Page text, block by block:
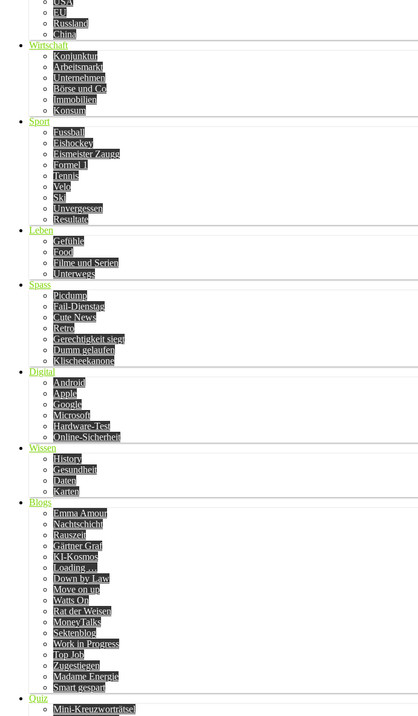
EU
Russland
China
Wirtschaft
Konjunktur
Arbeitsmarkt
Unternehmen
Börse und Co
Immobilien
Konsum
Sport
Fussball
Eishockey
Eismeister Zaugg
Formel 1
Tennis
Velo
Ski
Unvergessen
Resultate
Leben
Gefühle
Food
Filme und Serien
Unterwegs
Spass
Picdump
Fail-Dienstag
Cute News
Retro
Gerechtigkeit siegt
Dumm gelaufen
Klischeekanone
Digital
Android
Apple
Google
Microsoft
Hardware-Test
Online-Sicherheit
Wissen
History
Gesundheit
Daten
Karten
Blogs
Emma Amour
Nachtschicht
Rauszeit
Gärtner Graf
KI-Kosmos
Loading …
Down by Law
Move on up
Watts On
Rat der Weisen
MoneyTalks
Sektenblog
Work in Progress
Top Job
Zugestiegen
Madame Energie
Smart gespart
Quiz
Mini-Kreuzworträtsel